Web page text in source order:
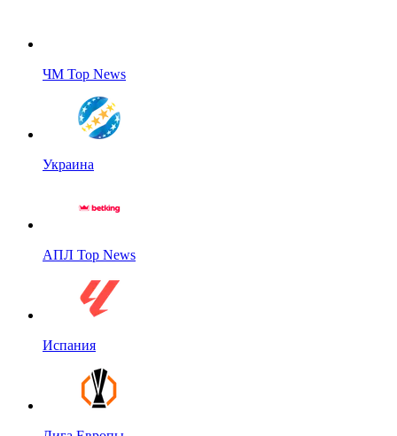
ЧМ Top News
Украина
АПЛ Top News
Испания